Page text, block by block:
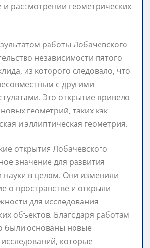
и рассмотрении геометрических
работы Лобачевского
независимости пятого
из которого следовало, что
с другими
Это открытие привело
геометрий, таких как
и эллиптическая геометрия.
открытия Лобачевского
значение для развития
науки в целом. Они изменили
о пространстве и открыли
для исследования
объектов. Благодаря работам
были основаны новые
которые